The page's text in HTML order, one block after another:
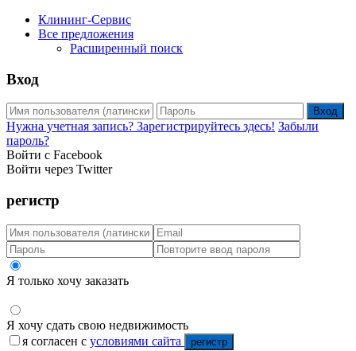
Клининг-Сервис
Все предложения
Расширенный поиск
Вход
Вход
Нужна учетная запись? Зарегистрируйтесь здесь! Забыли
пароль?
Войти с Facebook
Войти через Twitter
регистр
Я только хочу заказать
Я хочу сдать свою недвижимость
я согласен с условиями сайта регистр